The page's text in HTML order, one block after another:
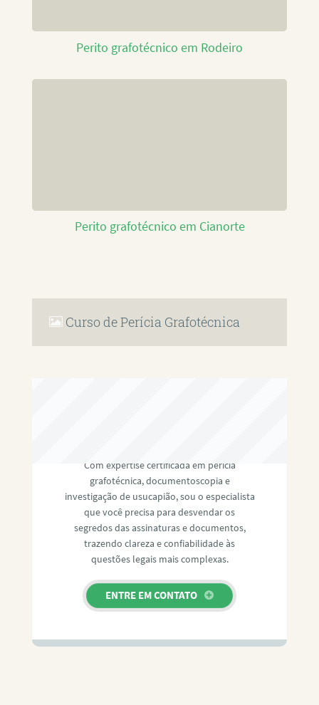
Perito grafotécnico em Rodeiro
Perito grafotécnico em Cianorte
Curso de Perícia Grafotécnica
Com expertise certificada em perícia
grafotécnica, documentoscopia e
investigação de usucapião, sou o especialista
que você precisa para desvendar os
segredos das assinaturas e documentos,
trazendo clareza e confiabilidade às
questões legais mais complexas.
ENTRE EM CONTATO